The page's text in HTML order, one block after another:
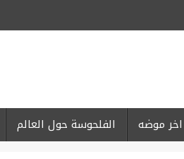
اخر موضه الفلحوسة حول العالم